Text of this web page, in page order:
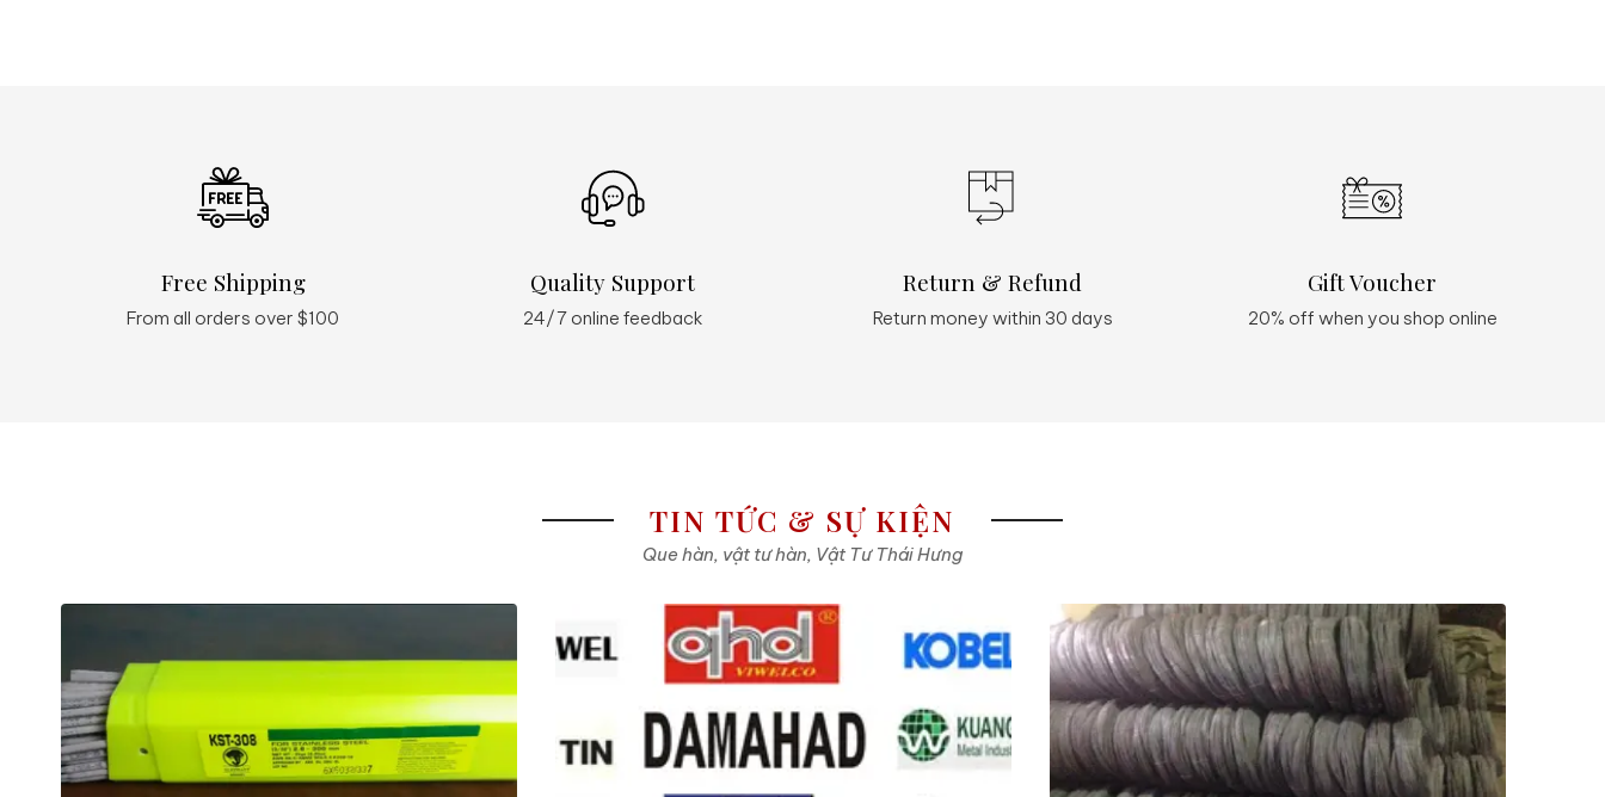
Free Shipping
From all orders over $100
Quality Support
24/7 online feedback
Return & Refund
Return money within 30 days
Gift Voucher
20% off when you shop online
TIN TỨC & SỰ KIỆN
Que hàn, vật tư hàn, Vật Tư Thái Hưng